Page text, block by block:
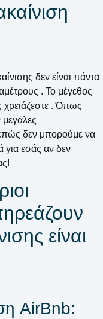
δεν είναι πάντα
. Το μέγεθος
χρειάζεστε . Όπως
δεν μπορούμε να
εσάς αν δεν
είναι
AirBnb: